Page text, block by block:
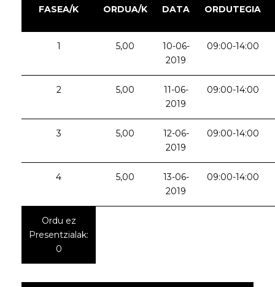
FASEA/K ORDUA/K DATA ORDUTEGIA
1 5,00
10-06-
2019
09:00-14:00
2 5,00
11-06-
2019
09:00-14:00
3 5,00
12-06-
2019
09:00-14:00
4 5,00
13-06-
2019
09:00-14:00
Ordu ez
Presentzialak:
0